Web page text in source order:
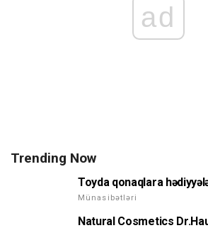
ad
Trending Now
Toyda qonaqlara
Münasibətləri
Natural Cosmetics